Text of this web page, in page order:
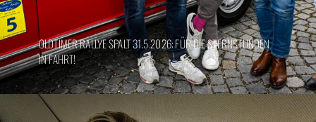
OLDTIMER RALLYE SPALT 31.5.2026: FÜR DIE STERNSTUNDEN
IN FAHRT!